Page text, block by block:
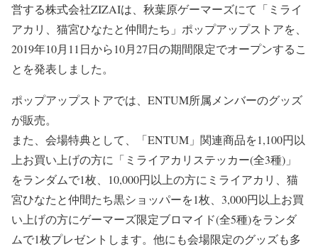
営する株式会社ZIZAIは、秋葉原ゲーマーズにて「ミライ
アカリ、猫宮ひなたと仲間たち」ポップアップストアを、
2019年10月11日から10月27日の期間限定でオープンするこ
とを発表しました。
ポップアップストアでは、ENTUM所属メンバーのグッズ
が販売。
また、会場特典として、「ENTUM」関連商品を1,100円以
上お買い上げの方に「ミライアカリステッカー(全3種)」
をランダムで1枚、10,000円以上の方にミライアカリ、猫
宮ひなたと仲間たち黒ショッパーを1枚、3,000円以上お買
い上げの方にゲーマーズ限定ブロマイド(全5種)をランダ
ムで1枚プレゼントします。他にも会場限定のグッズも多